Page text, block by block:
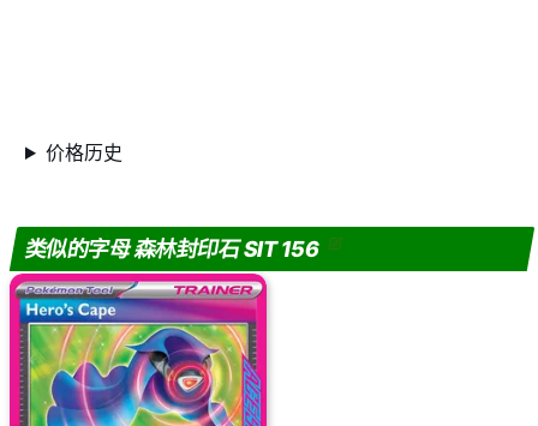
价格历史
类似的字母 森林封印石 SIT 156